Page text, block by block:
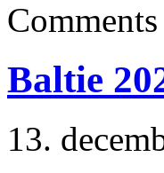
Baltie
13.